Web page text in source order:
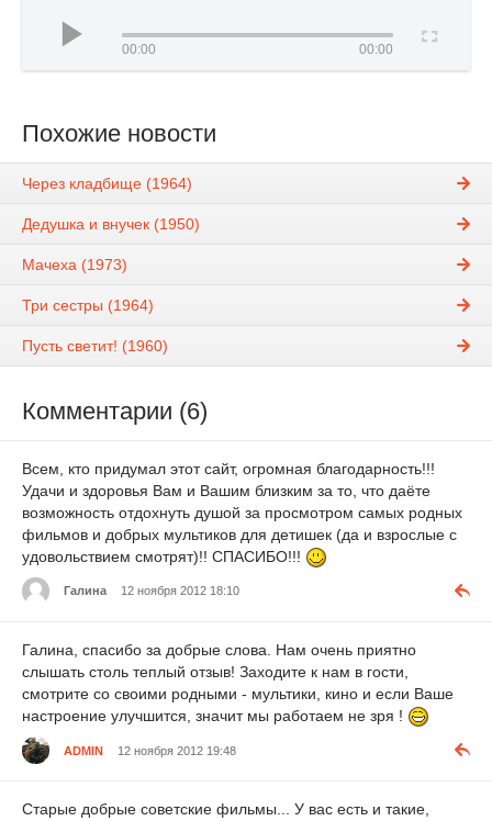
00:00 00:00
Похожие новости
Через кладбище (1964)
Дедушка и внучек (1950)
Мачеха (1973)
Три сестры (1964)
Пусть светит! (1960)
Комментарии (6)
Всем, кто придумал этот сайт, огромная благодарность!!!
Удачи и здоровья Вам и Вашим близким за то, что даёте
возможность отдохнуть душой за просмотром самых родных
фильмов и добрых мультиков для детишек (да и взрослые с
удовольствием смотрят)!! СПАСИБО!!!
Галина 12 ноября 2012 18:10
Галина, спасибо за добрые слова. Нам очень приятно
слышать столь теплый отзыв! Заходите к нам в гости,
смотрите со своими родными - мультики, кино и если Ваше
настроение улучшится, значит мы работаем не зря !
ADMIN 12 ноября 2012 19:48
Старые добрые советские фильмы... У вас есть и такие,